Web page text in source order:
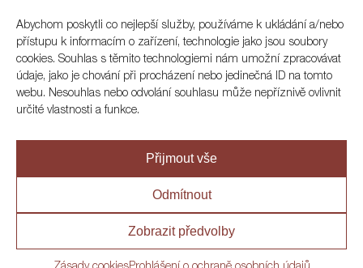
Abychom poskytli co nejlepší služby, používáme k ukládání a/nebo
přístupu k informacím o zařízení, technologie jako jsou soubory
cookies. Souhlas s těmito technologiemi nám umožní zpracovávat
údaje, jako je chování při procházení nebo jedinečná ID na tomto
webu. Nesouhlas nebo odvolání souhlasu může nepříznivě ovlivnit
určité vlastnosti a funkce.
Přijmout vše
Odmítnout
Zobrazit předvolby
Kontakt
ARGO Numismatika
Korunní 83, Praha 3
+420 222 561 343
info@numisargo.com